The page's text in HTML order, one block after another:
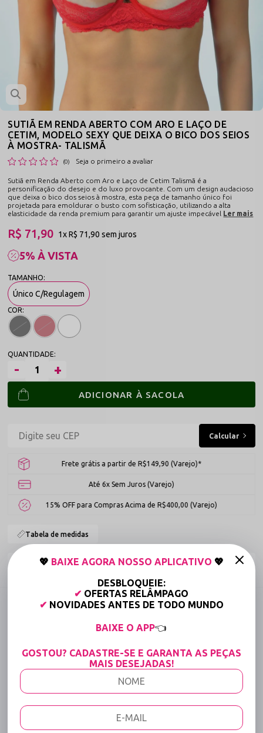
SUTIÃ EM RENDA ABERTO COM ARO E LAÇO DE
CETIM, MODELO SEXY QUE DEIXA O BICO DOS SEIOS
À MOSTRA- TALISMÃ
(0) Seja o primeiro a avaliar
Sutiã em Renda Aberto com Aro e Laço de Cetim Talismã é a
personificação do desejo e do luxo provocante. Com um design audacioso
que deixa o bico dos seios à mostra, esta peça de tamanho único foi
projetada para emoldurar o busto com sofisticação, utilizando a alta
elasticidade da renda premium para garantir um ajuste impecável Ler mais
5% À VISTA
R$ 71,90 1xR$ 71,90sem juros
Único C/Regulagem
ADICIONAR À SACOLA
Frete grátis a partir de R$149,90 (Varejo)*
Até 6x Sem Juros (Varejo)
15% OFF para Compras Acima de R$400,00 (Varejo)
Tabela de medidas
Compartilhe:
DESCRIÇÃO COMPLETA
Sutiã em Renda Aberto com
Aro e Laço de Cetim Talismã
A máxima expressão da lingerie fetiche combinada com a
sustentação e o charme da renda floral. OSutiã em Renda
Aberto com Aro e Laço de Cetim Talismã
exclusivamente para quem deseja uma peça provocante e cheia
💖 BAIXE AGORA NOSSO APLICATIVO 💖
DESBLOQUEIE:
✔ OFERTAS RELÂMPAGO
✔ NOVIDADES ANTES DE TODO MUNDO
BAIXE O APP👈
GOSTOU? CADASTRE-SE E GARANTA AS PEÇAS
MAIS DESEJADAS!